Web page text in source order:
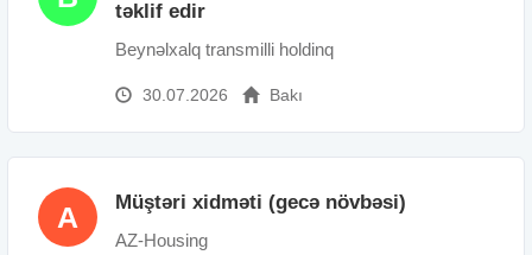
təklif edir
Beynəlxalq transmilli holdinq
30.07.2026 Bakı
A Müştəri xidməti (gecə növbəsi)
AZ-Housing